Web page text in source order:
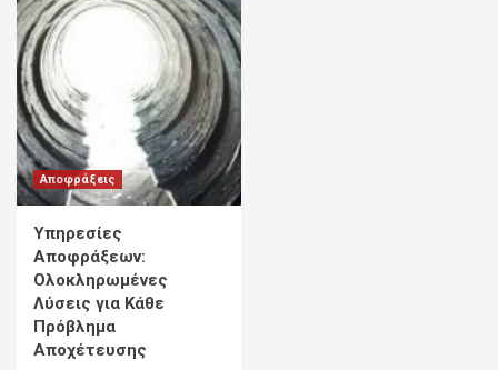
Αποφράξεις
Υπηρεσίες
Αποφράξεων:
Ολοκληρωμένες
Λύσεις για Κάθε
Πρόβλημα
Αποχέτευσης